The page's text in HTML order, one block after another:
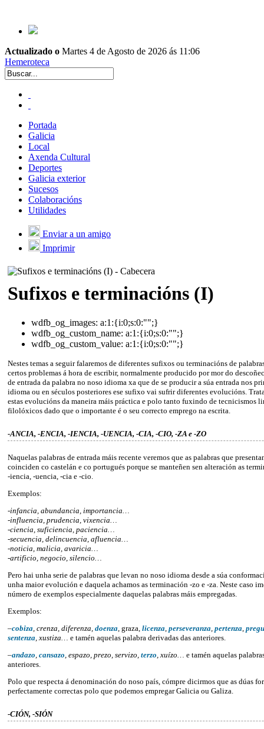
Actualizado o Martes 4 de Agosto de 2026 ás 11:06
Hemeroteca
Portada
Galicia
Local
Axenda Cultural
Deportes
Galicia exterior
Sucesos
Colaboracións
Utilidades
Enviar a un amigo
Imprimir
Sufixos e terminacións (I)
wdfb_og_images: a:1:{i:0;s:0:"";}
wdfb_og_custom_name: a:1:{i:0;s:0:"";}
wdfb_og_custom_value: a:1:{i:0;s:0:"";}
Nestes temas a seguir falaremos de diferentes sufixos ou terminacións de
certos problemas á hora de escribir, normalmente producido por mor do
de entrada da palabra no noso idioma xa que de se producir a súa entrada nos
idioma ou en séculos posteriores ese sufixo vai sufrir diferentes evolucións.
estas evolucións da maneira máis práctica e polo tanto fuxindo de tecnicismos
filolóxicos dado que o importante é o seu correcto emprego na escrita.
-ANCIA, -ENCIA, -IENCIA, -UENCIA, -CIA, -CIO, -ZA e -ZO
Naquelas palabras de entrada máis recente veremos que as palabras que
coinciden co castelán e co portugués porque se manteñen sen alteración as
-iencia, -uencia, -cia e -cio.
Exemplos:
-infancia, abundancia, importancia…
-influencia, prudencia, vixencia…
-ciencia, suficiencia, paciencia…
-secuencia, delincuencia, afluencia…
-noticia, malicia, avaricia…
-artificio, negocio, silencio…
Pero hai unha serie de palabras que levan no noso idioma desde a súa
unha maior evolución e daquela achamos as terminación -zo e -za. Neste caso
número de exemplos especialmente daquelas palabras máis empregadas.
Exemplos:
–cobiza , crenza, diferenza, doenza , graza, licenza perseveranza pertenza
sentenza , xustiza…
e tamén aquelas palabra derivadas das anteriores.
–andazo cansazo , espazo, prezo, servizo, terzo , xuízo…
e tamén aquelas
anteriores.
Polo que respecta á denominación do noso país, cómpre dicirmos que as dúas
perfectamente correctas polo que podemos empregar Galicia ou Galiza.
-CIÓN, -SIÓN